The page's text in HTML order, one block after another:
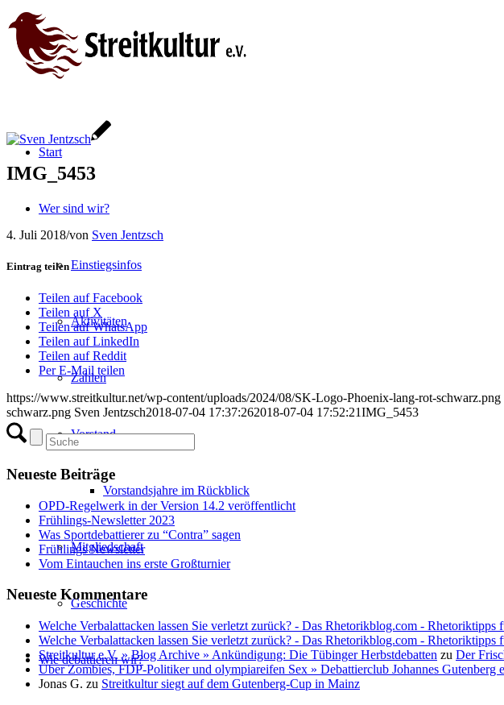
Start
Wer sind wir?
Einstiegsinfos
Aktivitäten
Zahlen
Vorstand
Vorstandsjahre im Rückblick
Mitgliedschaft
Geschichte
Wie debattieren wir?
IMG_5453
4. Juli 2018/von Sven Jentzsch
Eintrag teilen
Teilen auf Facebook
Teilen auf X
Teilen auf WhatsApp
Teilen auf LinkedIn
Teilen auf Reddit
Per E-Mail teilen
https://www.streitkultur.net/wp-content/uploads/2024/08/SK-Logo-Phoenix-lang-rot-schwarz.png
schwarz.png Sven Jentzsch2018-07-04 17:37:262018-07-04 17:52:21IMG_5453
Neueste Beiträge
OPD-Regelwerk in der Version 14.2 veröffentlicht
Frühlings-Newsletter 2023
Was Sportdebattierer zu “Contra” sagen
Frühlings Newsletter
Vom Eintauchen ins erste Großturnier
Neueste Kommentare
Welche Verbalattacken lassen Sie verletzt zurück? - Das Rhetorikblog.com - Rhetoriktipps
Welche Verbalattacken lassen Sie verletzt zurück? - Das Rhetorikblog.com - Rhetoriktipps
Streitkultur e.V. » Blog Archive » Ankündigung: Die Tübinger Herbstdebatten zu Der
Über Zombies, FDP-Politiker und olympiareifen Sex » Debattierclub Johannes Gutenberg
Jonas G. zu Streitkultur siegt auf dem Gutenberg-Cup in Mainz